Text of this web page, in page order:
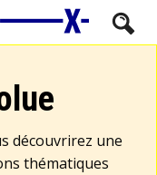
découvrirez une
thématiques